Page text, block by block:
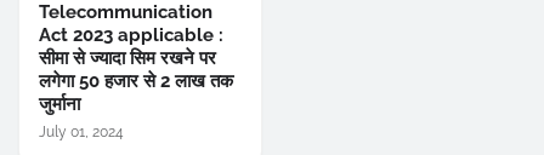
Telecommunication
Act 2023 applicable :
सीमा से ज्यादा सिम रखने पर
लगेगा 50 हजार से 2 लाख तक
जुर्माना
July 01, 2024